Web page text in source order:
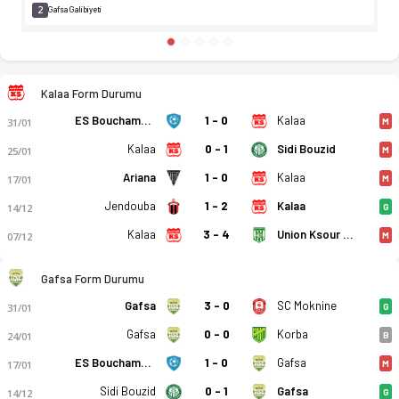
2 Gafsa Galibiyeti
Kalaa Form Durumu
31/01 ES Bouchamma 1 - 0 Kalaa M
25/01 Kalaa 0 - 1 Sidi Bouzid M
17/01 Ariana 1 - 0 Kalaa M
14/12 Jendouba 1 - 2 Kalaa G
07/12 Kalaa 3 - 4 Union Ksour Essef M
Gafsa Form Durumu
31/01 Gafsa 3 - 0 SC Moknine G
24/01 Gafsa 0 - 0 Korba B
17/01 ES Bouchamma 1 - 0 Gafsa M
14/12 Sidi Bouzid 0 - 1 Gafsa G